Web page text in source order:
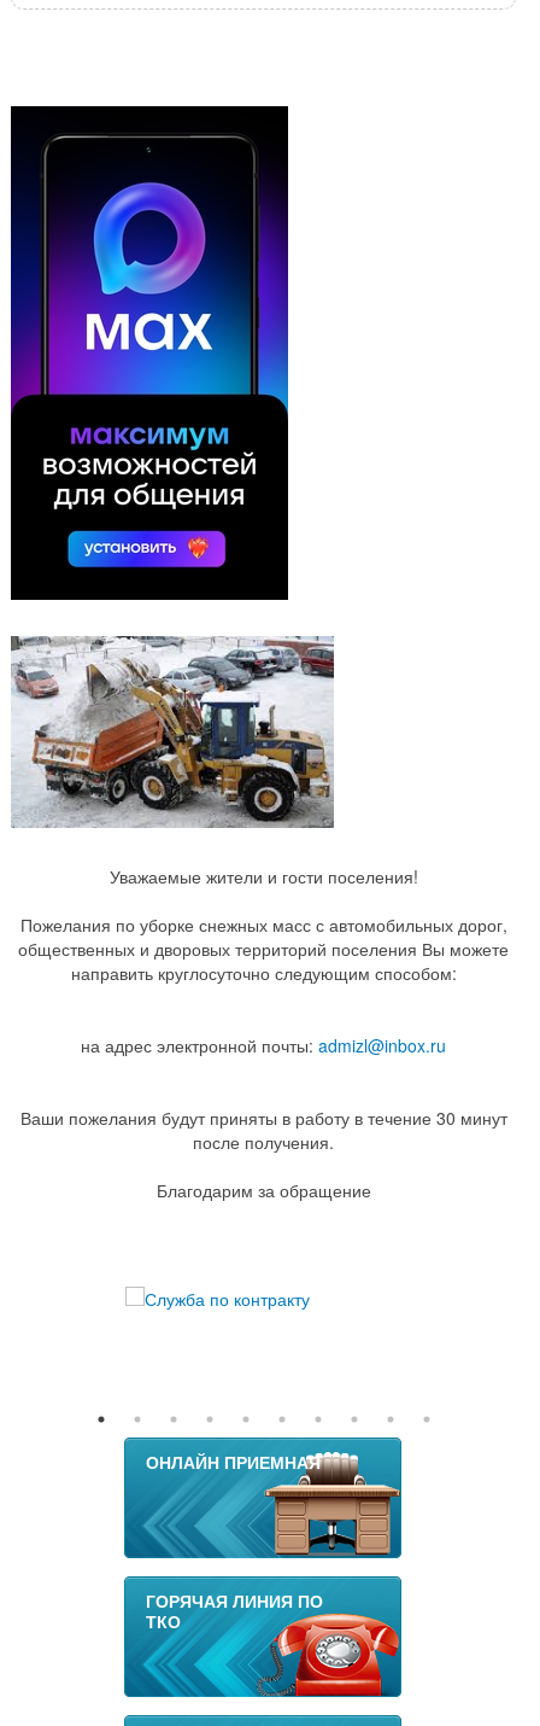
Уважаемые жители и гости поселения!
Пожелания по уборке снежных масс с автомобильных дорог,
общественных и дворовых территорий поселения Вы можете
направить круглосуточно следующим способом:
на адрес электронной почты: admizl@inbox.ru
Ваши пожелания будут приняты в работу в течение 30 минут
после получения.
Благодарим за обращение
ОНЛАЙН ПРИЕМНАЯ
ГОРЯЧАЯ ЛИНИЯ ПО
ТКО